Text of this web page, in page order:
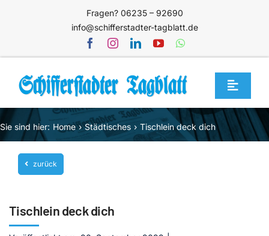
Fragen? 06235 – 92690
info@schifferstadter-tagblatt.de
Toggle
Home
Themen
Blog
Service
Sie sind hier: Home Städtisches Tischlein deck dich
zurück
Tischlein deck dich